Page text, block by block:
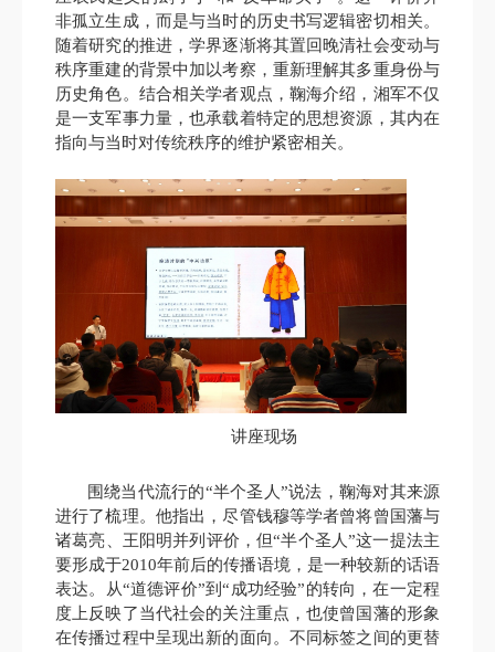
非孤立生成，而是与当时的历史书写逻辑密切相关。
随着研究的推进，学界逐渐将其置回晚清社会变动与
秩序重建的背景中加以考察，重新理解其多重身份与
历史角色。结合相关学者观点，鞠海介绍，湘军不仅
是一支军事力量，也承载着特定的思想资源，其内在
指向与当时对传统秩序的维护紧密相关。
讲座现场
围绕当代流行的“半个圣人”说法，鞠海对其来源
进行了梳理。他指出，尽管钱穆等学者曾将曾国藩与
诸葛亮、王阳明并列评价，但“半个圣人”这一提法主
要形成于2010年前后的传播语境，是一种较新的话语
表达。从“道德评价”到“成功经验”的转向，在一定程
度上反映了当代社会的关注重点，也使曾国藩的形象
在传播过程中呈现出新的面向。不同标签之间的更替